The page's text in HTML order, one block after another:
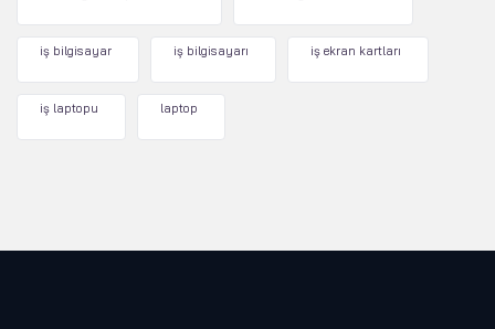
iş bilgisayar iş bilgisayarı iş ekran kartları
iş laptopu laptop